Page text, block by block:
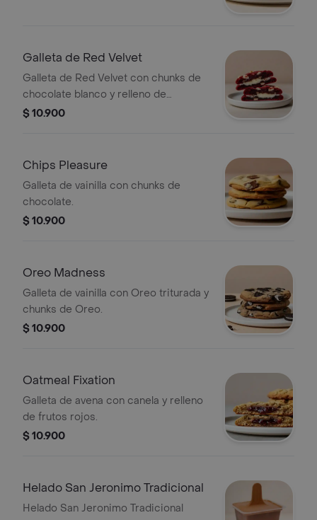
Galleta de Red Velvet
Galleta de Red Velvet con chunks de
chocolate blanco y relleno de
Cheesecake.
$ 10.900
Chips Pleasure
Galleta de vainilla con chunks de
chocolate.
$ 10.900
Oreo Madness
Galleta de vainilla con Oreo triturada y
chunks de Oreo.
$ 10.900
Oatmeal Fixation
Galleta de avena con canela y relleno
de frutos rojos.
$ 10.900
Helado San Jeronimo Tradicional
Helado San Jeronimo Tradicional